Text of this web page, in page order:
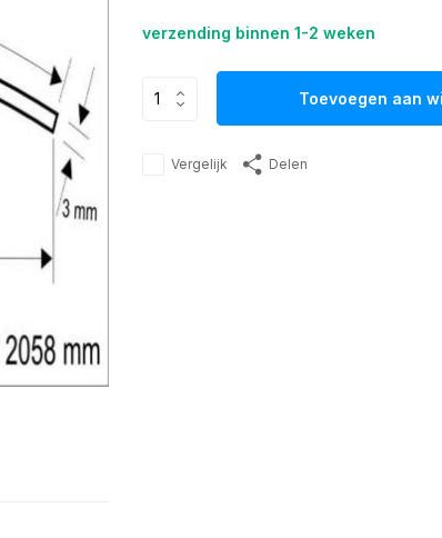
verzending binnen 1-2 weken
Toevoegen aan
Vergelijk Delen